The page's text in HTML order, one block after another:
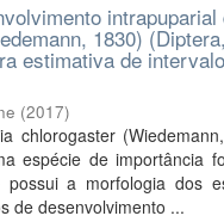
1830) (Diptera,
estimativa de
(2017)
chlorogaster
espécie de importância
a morfologia dos
de desenvolvimento ...